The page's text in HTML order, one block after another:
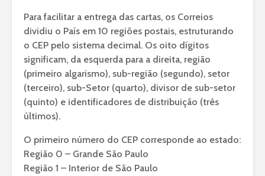
Para facilitar a entrega das cartas, os Correios
dividiu o País em 10 regiões postais, estruturando
o CEP pelo sistema decimal. Os oito dígitos
significam, da esquerda para a direita, região
(primeiro algarismo), sub-região (segundo), setor
(terceiro), sub-Setor (quarto), divisor de sub-setor
(quinto) e identificadores de distribuição (três
últimos).
O primeiro número do CEP corresponde ao estado:
Região 0 – Grande São Paulo
Região 1 – Interior de São Paulo